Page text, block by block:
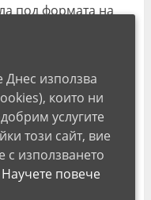
под формата на
подпомагането
намалява
и инконтиненция.
2026
Днес използва
които ни
услугите
този сайт, вие
с използването
Научете повече